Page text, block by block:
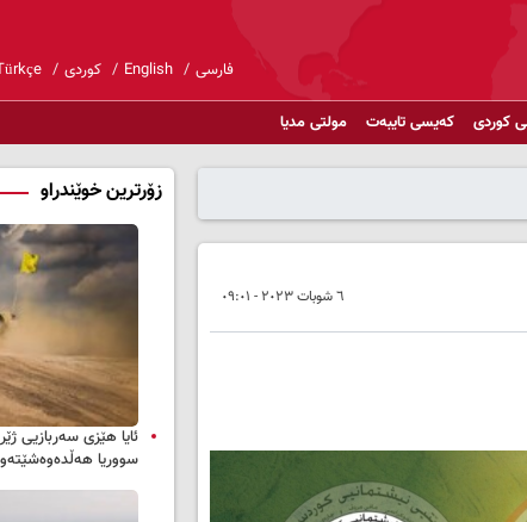
فارسی English کوردی
کوردی کەیسی تایبەت مولتی مدیا
٦ شوبات ٢٠٢٣ - ٠٩:٠١
زۆرترین خوێندراو
ئایا هێزی سەربازیی
سووریا